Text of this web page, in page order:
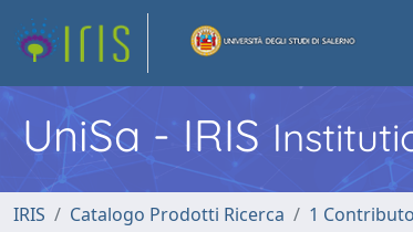
UniSa - IRIS
IRIS Catalogo Prodotti Ricerca 1